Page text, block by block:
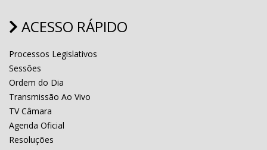
ACESSO RÁPIDO
Processos Legislativos
Sessões
Ordem do Dia
Transmissão Ao Vivo
TV Câmara
Agenda Oficial
Resoluções